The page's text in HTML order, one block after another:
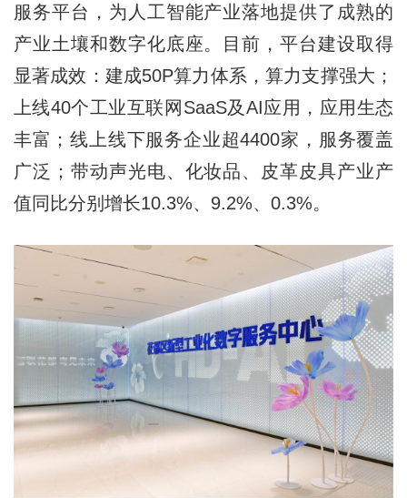
服务平台，为人工智能产业落地提供了成熟的
产业土壤和数字化底座。目前，平台建设取得
显著成效：建成50P算力体系，算力支撑强大；
上线40个工业互联网SaaS及AI应用，应用生态
丰富；线上线下服务企业超4400家，服务覆盖
广泛；带动声光电、化妆品、皮革皮具产业产
值同比分别增长10.3%、9.2%、0.3%。